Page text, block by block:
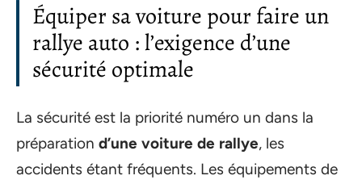
Équiper sa voiture pour faire un
rallye auto : l’exigence d’une
sécurité optimale
La sécurité est la priorité numéro un dans la
préparation d’une voiture de rallye, les
accidents étant fréquents. Les équipements de